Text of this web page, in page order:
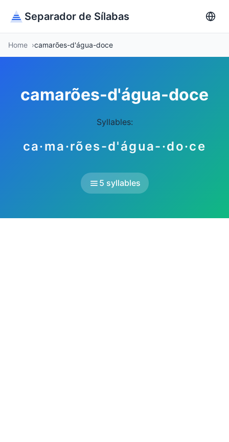
Separador de Sílabas
Home camarões-d'água-doce
camarões-d'água-doce
Syllables:
ca·ma·rões-d'água-·do·ce
5 syllables